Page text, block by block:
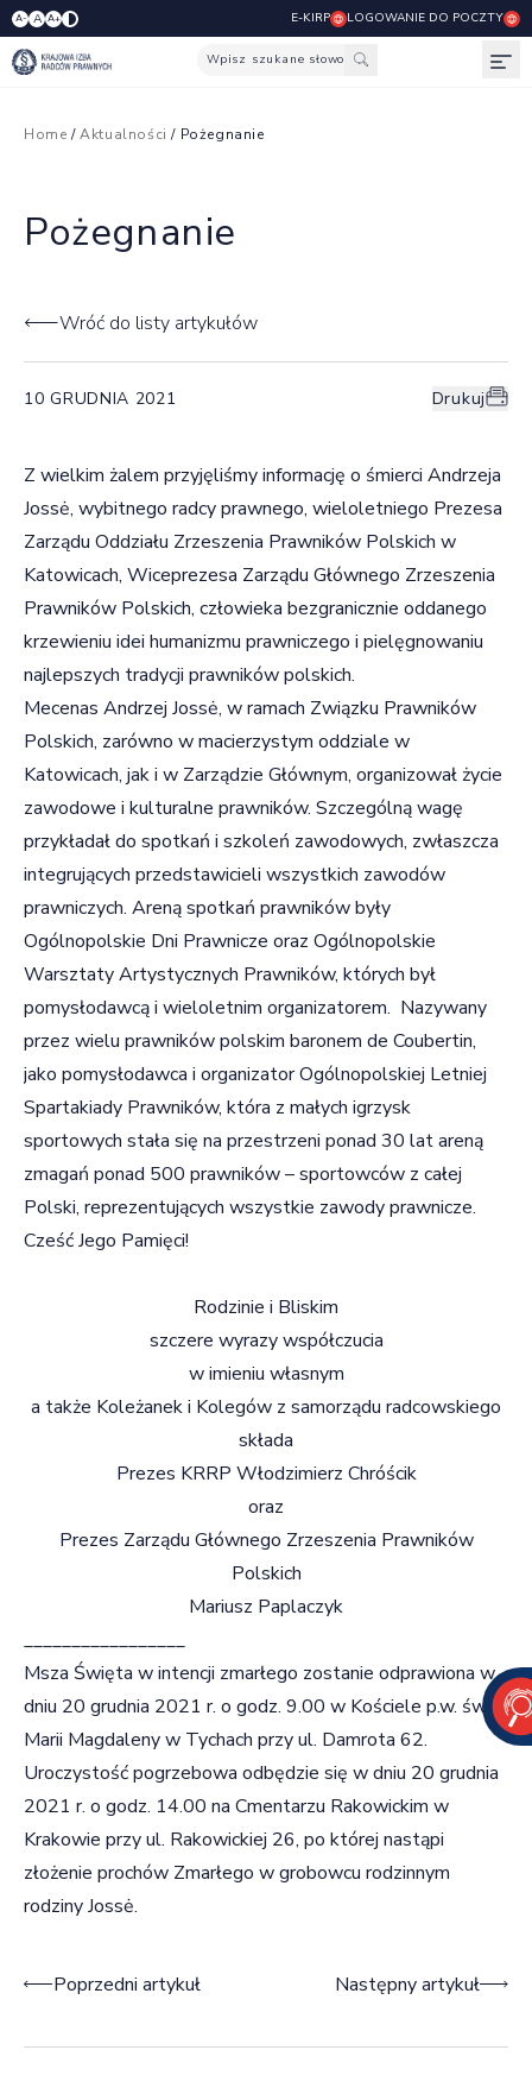
A- A A+ E-KIRP LOGOWANIE DO POCZTY
Wpisz szukane słowo
Home /Aktualności / Pożegnanie
Pożegnanie
Wróć do listy artykułów
10 GRUDNIA 2021 Drukuj
Z wielkim żalem przyjęliśmy informację o śmierci Andrzeja
Jossė, wybitnego radcy prawnego, wieloletniego Prezesa
Zarządu Oddziału Zrzeszenia Prawników Polskich w
Katowicach, Wiceprezesa Zarządu Głównego Zrzeszenia
Prawników Polskich, człowieka bezgranicznie oddanego
krzewieniu idei humanizmu prawniczego i pielęgnowaniu
najlepszych tradycji prawników polskich.
Mecenas Andrzej Jossė, w ramach Związku Prawników
Polskich, zarówno w macierzystym oddziale w
Katowicach, jak i w Zarządzie Głównym, organizował życie
zawodowe i kulturalne prawników. Szczególną wagę
przykładał do spotkań i szkoleń zawodowych, zwłaszcza
integrujących przedstawicieli wszystkich zawodów
prawniczych. Areną spotkań prawników były
Ogólnopolskie Dni Prawnicze oraz Ogólnopolskie
Warsztaty Artystycznych Prawników, których był
pomysłodawcą i wieloletnim organizatorem. Nazywany
przez wielu prawników polskim baronem de Coubertin,
jako pomysłodawca i organizator Ogólnopolskiej Letniej
Spartakiady Prawników, która z małych igrzysk
sportowych stała się na przestrzeni ponad 30 lat areną
zmagań ponad 500 prawników – sportowców z całej
Polski, reprezentujących wszystkie zawody prawnicze.
Cześć Jego Pamięci!
Rodzinie i Bliskim
szczere wyrazy współczucia
w imieniu własnym
a także Koleżanek i Kolegów z samorządu radcowskiego
składa
Prezes KRRP Włodzimierz Chróścik
oraz
Prezes Zarządu Głównego Zrzeszenia Prawników
Polskich
Mariusz Paplaczyk
_________________
Msza Święta w intencji zmarłego zostanie odprawiona w
dniu 20 grudnia 2021 r. o godz. 9.00 w Kościele p.w. św.
Marii Magdaleny w Tychach przy ul. Damrota 62.
Uroczystość pogrzebowa odbędzie się w dniu 20 grudnia
2021 r. o godz. 14.00 na Cmentarzu Rakowickim w
Krakowie przy ul. Rakowickiej 26, po której nastąpi
złożenie prochów Zmarłego w grobowcu rodzinnym
rodziny Jossė.
Nawigacja wpisu
Poprzedni artykuł Następny artykuł